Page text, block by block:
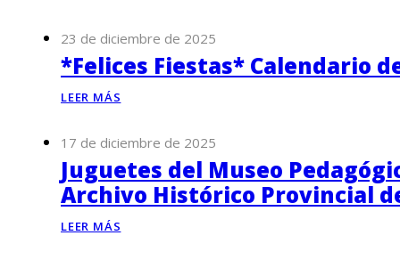
23 de diciembre de 2025
*Felices Fiestas* Calendario
LEER MÁS
17 de diciembre de 2025
Juguetes del Museo
Archivo Histórico Provincial
LEER MÁS